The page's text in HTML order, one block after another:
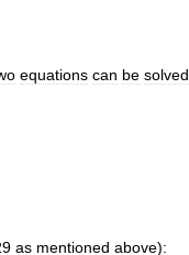
equations can be solved
as mentioned above):